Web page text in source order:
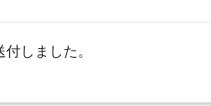
付しました。